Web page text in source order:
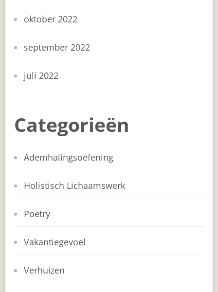
oktober 2022
september 2022
juli 2022
Categorieën
Ademhalingsoefening
Holistisch Lichaamswerk
Poetry
Vakantiegevoel
Verhuizen